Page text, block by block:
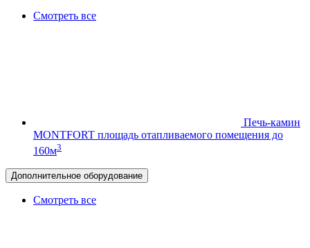
Смотреть все
Печь-камин
MONTFORT площадь отапливаемого помещения до
160м3
Дополнительное оборудование
Смотреть все